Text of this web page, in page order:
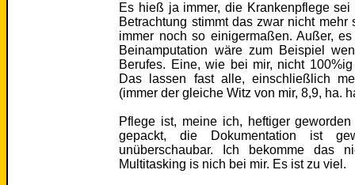
Es hieß ja immer, die Krankenpflege
Betrachtung stimmt das zwar nicht
immer noch so einigermaßen. Außer,
Beinamputation wäre zum Beispiel
Berufes. Eine, wie bei mir, nicht
Das lassen fast alle, einschließlich
(immer der gleiche Witz von mir, 8,9, ha.
Pflege ist, meine ich, heftiger
gepackt, die Dokumentation ist
unüberschaubar. Ich bekomme das
Multitasking is nich bei mir. Es ist zu viel.